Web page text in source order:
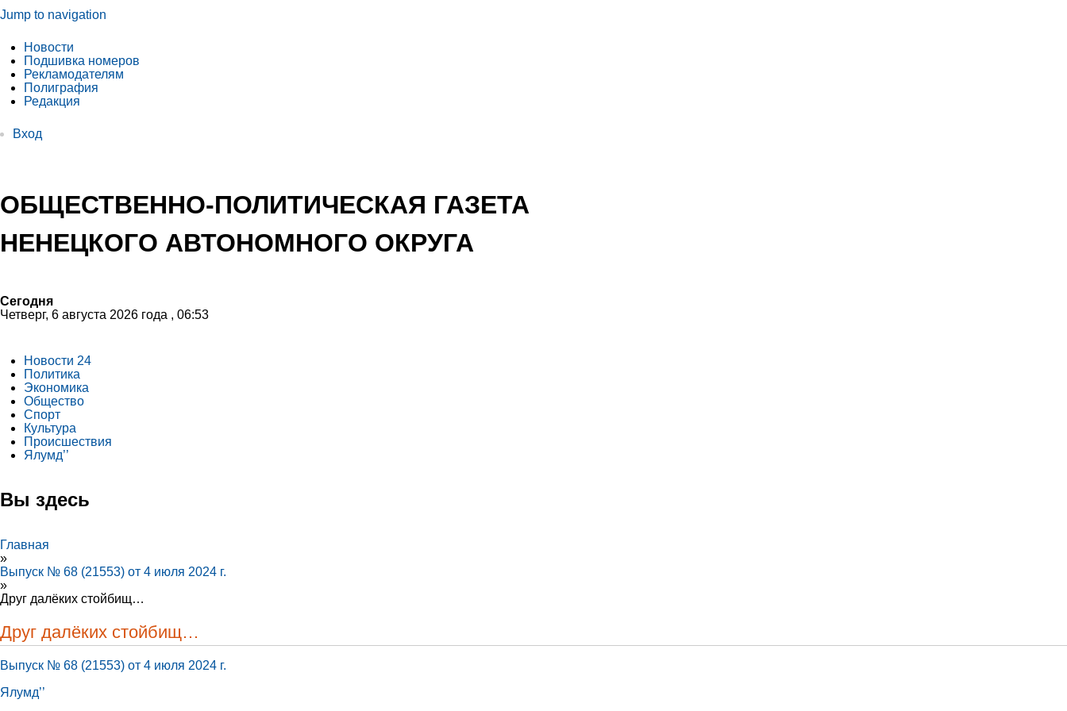
Jump to navigation
Новости
Подшивка номеров
Рекламодателям
Полиграфия
Редакция
Вход
ОБЩЕСТВЕННО-ПОЛИТИЧЕСКАЯ ГАЗЕТА
НЕНЕЦКОГО АВТОНОМНОГО ОКРУГА
Сегодня
Четверг, 6 августа 2026 года , 06:53
Новости 24
Политика
Экономика
Общество
Спорт
Культура
Происшествия
Ялумд’’
Вы здесь
Главная
»
Выпуск № 68 (21553) от 4 июля 2024 г.
»
Друг далёких стойбищ…
Друг далёких стойбищ…
Выпуск № 68 (21553) от 4 июля 2024 г.
Ялумд’’